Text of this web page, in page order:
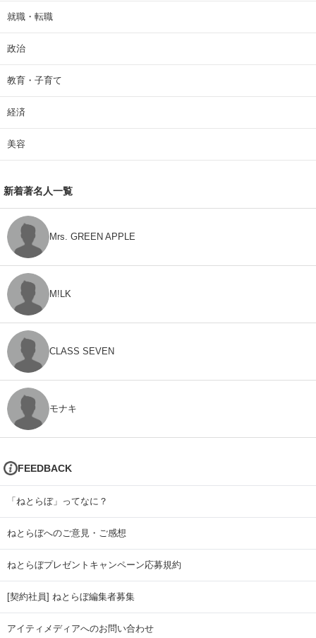
就職・転職
政治
教育・子育て
経済
美容
新着著名人一覧
Mrs. GREEN APPLE
M!LK
CLASS SEVEN
モナキ
FEEDBACK
「ねとらぼ」ってなに？
ねとらぼへのご意見・ご感想
ねとらぼプレゼントキャンペーン応募規約
[契約社員] ねとらぼ編集者募集
アイティメディアへのお問い合わせ